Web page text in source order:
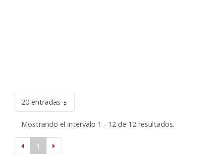
20 entradas
Mostrando el intervalo 1 - 12 de 12 resultados.
1